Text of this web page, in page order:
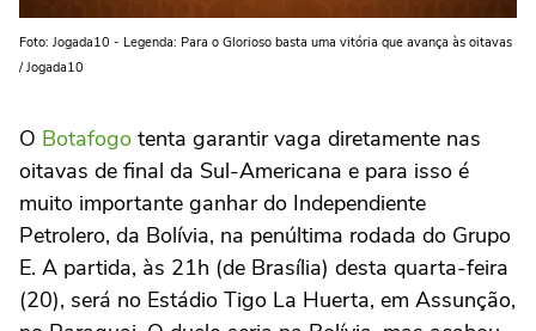
Foto: Jogada10 - Legenda: Para o Glorioso basta uma vitória que avança às oitavas
/ Jogada10
O Botafogo tenta garantir vaga diretamente nas
oitavas de final da Sul-Americana e para isso é
muito importante ganhar do Independiente
Petrolero, da Bolívia, na penúltima rodada do Grupo
E. A partida, às 21h (de Brasília) desta quarta-feira
(20), será no Estádio Tigo La Huerta, em Assunção,